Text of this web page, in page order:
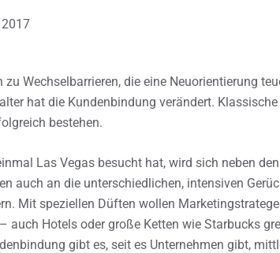
zu Wechselbarrieren, die eine Neuorientierung
hat die Kundenbindung verändert.
bestehen.
Las Vegas besucht hat, wird sich neben
auch an die unterschiedlichen, intensiven
Mit speziellen Düften wollen
auch Hotels oder große Ketten wie Starbucks
gibt es, seit es Unternehmen gibt,